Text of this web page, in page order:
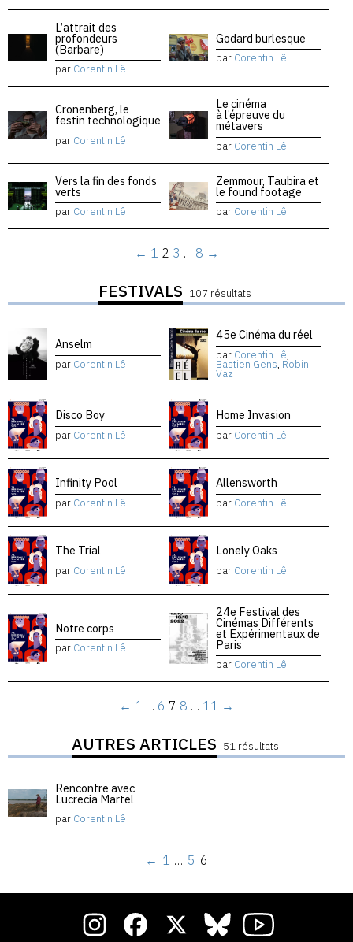
L’attrait des
profondeurs
(Barbare)
par Corentin Lê
Godard burlesque
par Corentin Lê
Cronenberg, le
festin technologique
par Corentin Lê
Le cinéma
à l’épreuve du
métavers
par Corentin Lê
Vers la fin des fonds
verts
par Corentin Lê
Zemmour, Taubira et
le found footage
par Corentin Lê
← 1 2 3 … 8 →
FESTIVALS 107 résultats
Anselm
par Corentin Lê
45e Cinéma du réel
par Corentin Lê,
Bastien Gens, Robin
Vaz
Disco Boy
par Corentin Lê
Home Invasion
par Corentin Lê
Infinity Pool
par Corentin Lê
Allensworth
par Corentin Lê
The Trial
par Corentin Lê
Lonely Oaks
par Corentin Lê
Notre corps
par Corentin Lê
24e Festival des
Cinémas Différents
et Expérimentaux de
Paris
par Corentin Lê
← 1 … 6 7 8 … 11 →
AUTRES ARTICLES 51 résultats
Rencontre avec
Lucrecia Martel
par Corentin Lê
← 1 … 5 6